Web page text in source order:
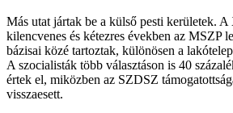
Más utat jártak be a külső pesti kerületek.
kilencvenes és kétezres években az MSZP
bázisai közé tartoztak, különösen a
A szocialisták több választáson is 40
értek el, miközben az SZDSZ
visszaesett.